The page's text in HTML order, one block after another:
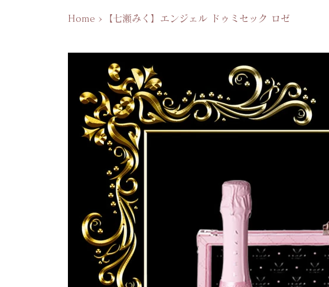
Home > 【七瀬みく】エンジェル ドゥミセック ロゼ